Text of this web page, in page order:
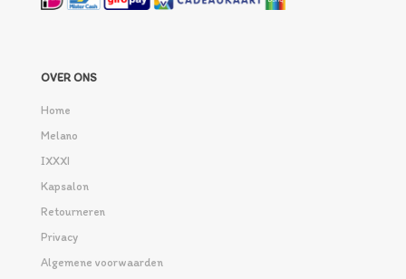
OVER ONS
Home
Melano
IXXXI
Kapsalon
Retourneren
Privacy
Algemene voorwaarden